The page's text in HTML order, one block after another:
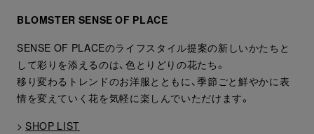
BLOMSTER SENSE OF PLACE
SENSE OF PLACEのライフスタイル提案の新しいかたちと
して彩りを添えるのは、色とりどりの花たち。
移り変わるトレンドのお洋服とともに、季節ごと鮮やかに表
情を変えていく花を気軽に楽しんでいただけます。
> SHOP LIST